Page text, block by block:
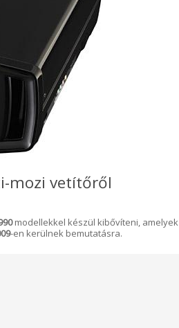
mozi vetítőről
modellekkel készül kibővíteni, amelyek
-en kerülnek bemutatásra.